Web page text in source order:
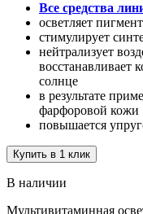
Все средства
осветляет
стимулирует
нейтрализует
восстанавливает
солнце
в результате
фарфоровой кожи
повышается
Купить в 1 клик
В наличии
Мультивитаминная